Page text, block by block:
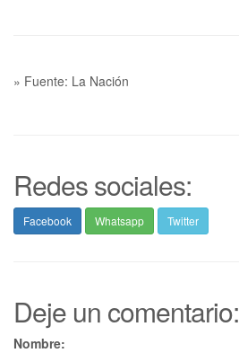
» Fuente: La Nación
Redes sociales:
Facebook Whatsapp Twitter
Deje un comentario:
Nombre: